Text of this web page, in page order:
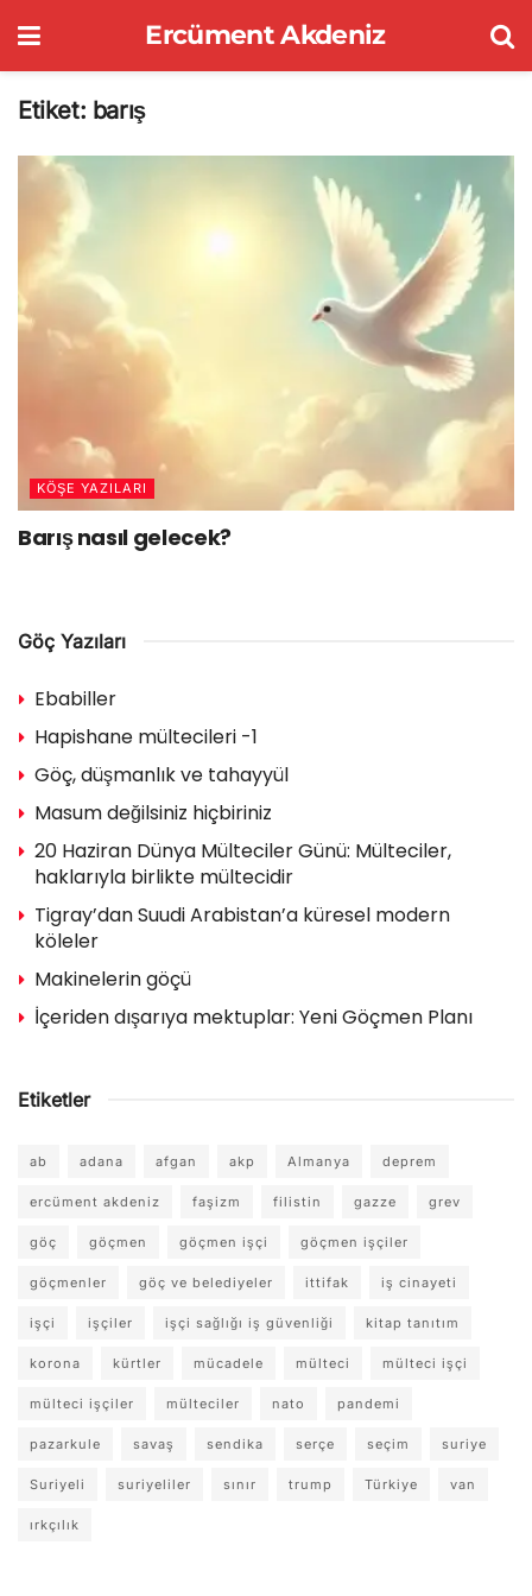
Ercüment Akdeniz
Etiket: barış
KÖŞE YAZILARI
Barış nasıl gelecek?
Göç Yazıları
Ebabiller
Hapishane mültecileri -1
Göç, düşmanlık ve tahayyül
Masum değilsiniz hiçbiriniz
20 Haziran Dünya Mülteciler Günü: Mülteciler,
haklarıyla birlikte mültecidir
Tigray’dan Suudi Arabistan’a küresel modern
köleler
Makinelerin göçü
İçeriden dışarıya mektuplar: Yeni Göçmen Planı
Etiketler
ab adana afgan akp Almanya deprem
ercüment akdeniz faşizm filistin gazze grev
göç göçmen göçmen işçi göçmen işçiler
göçmenler göç ve belediyeler ittifak iş cinayeti
işçi işçiler işçi sağlığı iş güvenliği kitap tanıtım
korona kürtler mücadele mülteci mülteci işçi
mülteci işçiler mülteciler nato pandemi
pazarkule savaş sendika serçe seçim suriye
Suriyeli suriyeliler sınır trump Türkiye van
ırkçılık